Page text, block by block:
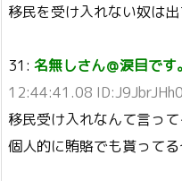
移民を受け入れない奴は
31: 名無しさん＠涙目で
12:44:41.08 ID:J9JbrJHh0
移民受け入れなんて言っ
個人的に賄賂でも貰って